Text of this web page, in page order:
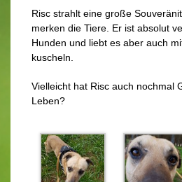
Risc strahlt eine große
merken die Tiere. Er ist absolut
Hunden und liebt es aber auch
kuscheln.
Vielleicht hat Risc auch nochmal
Leben?